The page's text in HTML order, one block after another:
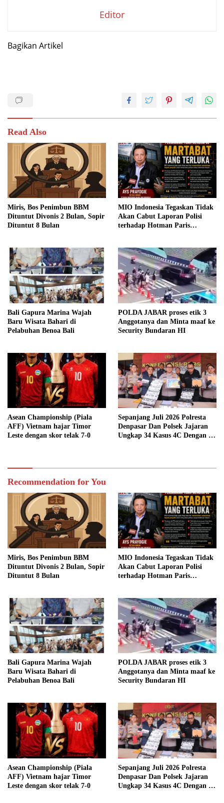
Editor
Bagikan Artikel
Read Also
Miris, Bos Penimbun BBM
Dituntut Divonis 2 Bulan, Sopir
Dituntut 8 Bulan
MIO Indonesia Tegaskan Tidak
Akan Cabut Laporan Polisi
terhadap Hotman Paris
Bali Gapura Marina Wajah
Baru Wisata Bahari di
Pelabuhan Benoa Bali
POLDA JABAR proses etik 3
Anggotanya dan Minta maaf ke
Security Bundaran HI
Asean Championship (Piala
AFF) Vietnam hajar Timor
Leste dengan skor telak 7-0
Sepanjang Juli 2026 Polresta
Denpasar Dan Polsek Jajaran
Ungkap 34 Kasus 4C Dengan 42
Recommendation for You
Miris, Bos Penimbun BBM
Dituntut Divonis 2 Bulan, Sopir
Dituntut 8 Bulan
MIO Indonesia Tegaskan Tidak
Akan Cabut Laporan Polisi
terhadap Hotman Paris
Bali Gapura Marina Wajah
Baru Wisata Bahari di
Pelabuhan Benoa Bali
POLDA JABAR proses etik 3
Anggotanya dan Minta maaf ke
Security Bundaran HI
Asean Championship (Piala
AFF) Vietnam hajar Timor
Leste dengan skor telak 7-0
Sepanjang Juli 2026 Polresta
Denpasar Dan Polsek Jajaran
Ungkap 34 Kasus 4C Dengan 42